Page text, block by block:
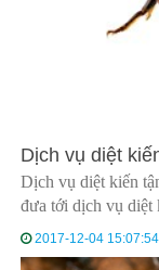
Dịch vụ diệt
Dịch vụ diệt kiến
đưa tới dịch vụ diệt
2017-12-04 15:07:54